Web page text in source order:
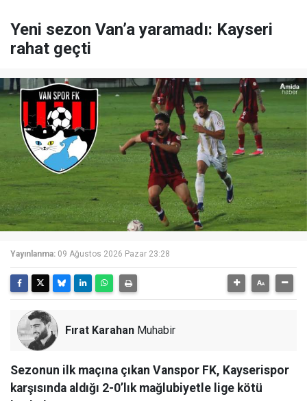
Yeni sezon Van’a yaramadı: Kayseri
rahat geçti
Yayınlanma: 09 Ağustos 2026 Pazar 23:28
Fırat Karahan Muhabir
Sezonun ilk maçına çıkan Vanspor FK, Kayserispor
karşısında aldığı 2-0’lık mağlubiyetle lige kötü